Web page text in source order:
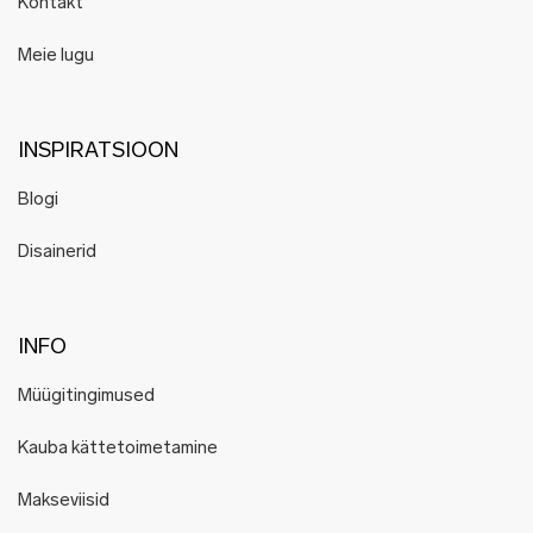
Kontakt
Meie lugu
INSPIRATSIOON
Blogi
Disainerid
INFO
Müügitingimused
Kauba kättetoimetamine
Makseviisid